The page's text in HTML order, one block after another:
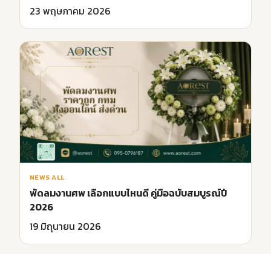
23 พฤษภาคม 2026
NEWS ALL
พัดลมงานศพ เลือกแบบไหนดี คู่มือฉบับสมบูรณ์ปี
2026
19 มิถุนายน 2026